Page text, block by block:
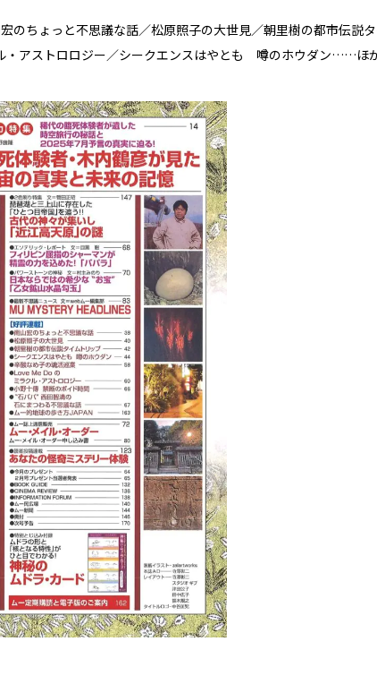
のちょっと不思議な話／松原照子の大世見／朝里樹の都市伝説
・アストロロジー／シークエンスはやとも 噂のホウダン……ほ